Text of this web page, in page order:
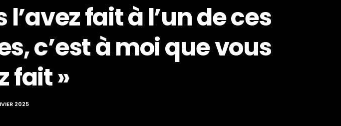
fait à l’un de ces
c’est à moi que vous
fait »
2025